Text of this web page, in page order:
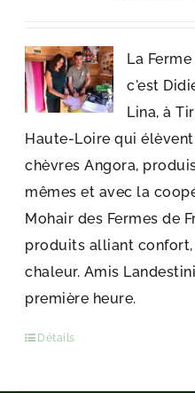
La
c'est
Lina, à
Haute-Loire qui
chèvres Angora,
mêmes et avec la
Mohair des Fermes de
produits alliant
chaleur. Amis
première heure.
Détails